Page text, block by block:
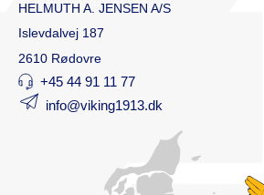
HELMUTH A. JENSEN A/S
Islevdalvej 187
2610 Rødovre
+45 44 91 11 77
info@viking1913.dk